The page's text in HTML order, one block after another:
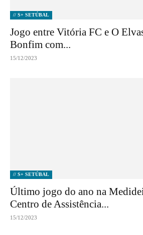
// S+ SETÚBAL
Jogo entre Vitória FC e O
Bonfim com...
15/12/2023
// S+ SETÚBAL
Último jogo do ano na
Centro de Assistência...
15/12/2023